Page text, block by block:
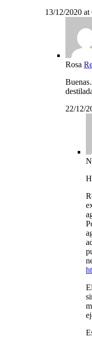
13/12/2020 at
Rosa
22/12/